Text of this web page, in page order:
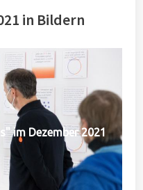
in Bildern
im Dezember 2021